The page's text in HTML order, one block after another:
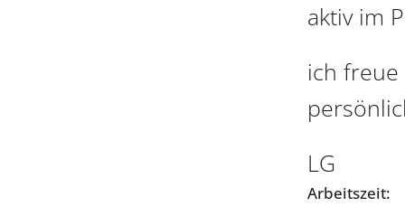
aktiv im
ich
LG
Arbeitszeit: